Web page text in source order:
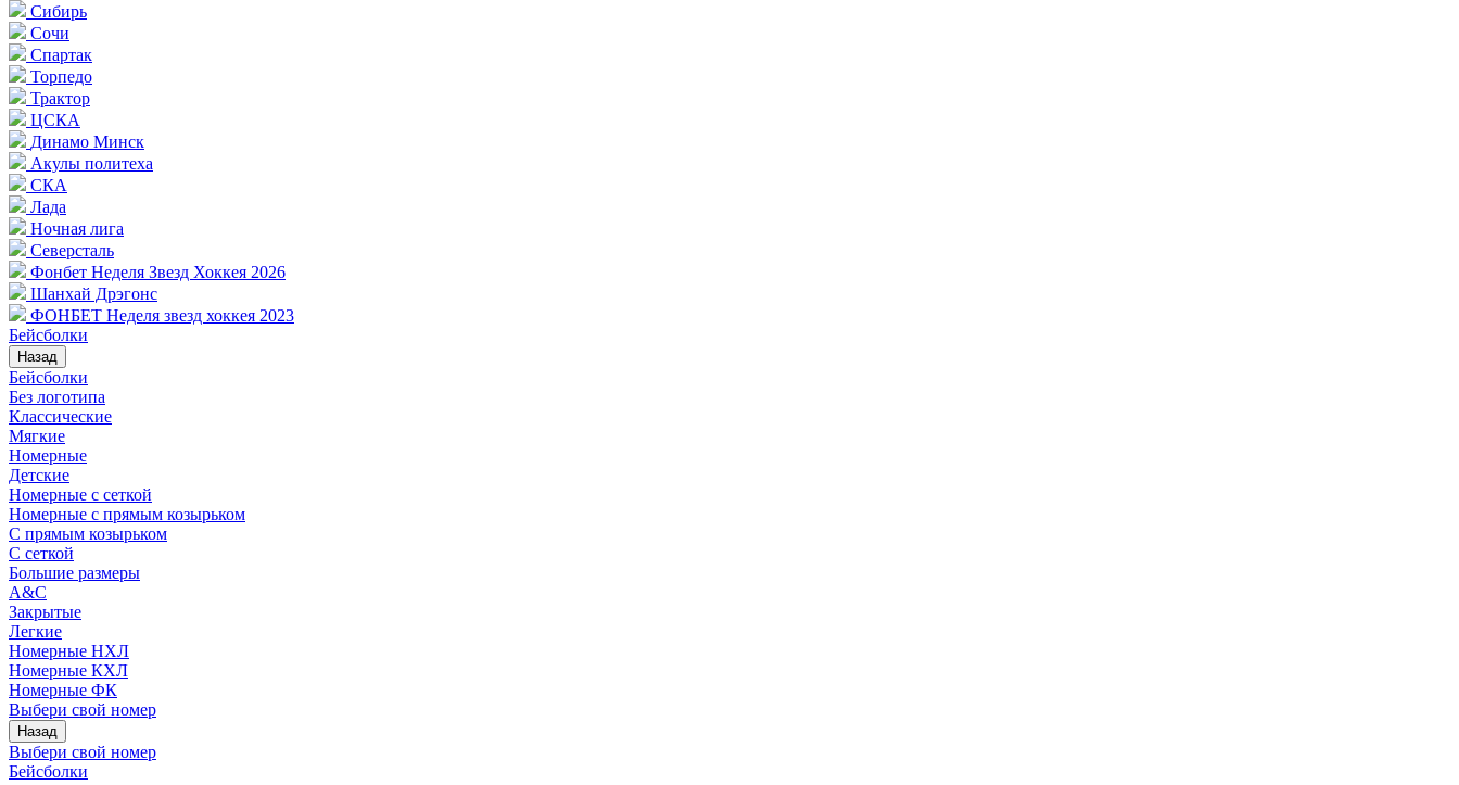
Сибирь
Сочи
Спартак
Торпедо
Трактор
ЦСКА
Динамо Минск
Акулы политеха
СКА
Лада
Ночная лига
Северсталь
Фонбет Неделя Звезд Хоккея 2026
Шанхай Дрэгонс
ФОНБЕТ Неделя звезд хоккея 2023
Бейсболки
Назад
Бейсболки
Без логотипа
Классические
Мягкие
Номерные
Детские
Номерные с сеткой
Номерные с прямым козырьком
С прямым козырьком
С сеткой
Большие размеры
A&C
Закрытые
Легкие
Номерные НХЛ
Номерные КХЛ
Номерные ФК
Выбери свой номер
Назад
Выбери свой номер
Бейсболки